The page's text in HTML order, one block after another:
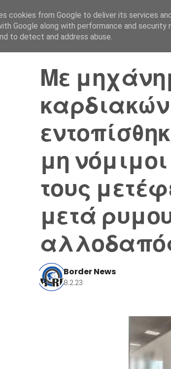
Με
μη
τους
μετά
Border News
8.2.23
cookies from Google to deliver its services
Google along with performance and
to detect and address abuse.